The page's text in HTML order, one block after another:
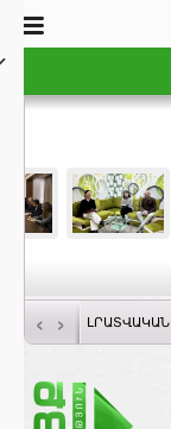
‹ › ԼՐԱՏՎԱԿԱՆ